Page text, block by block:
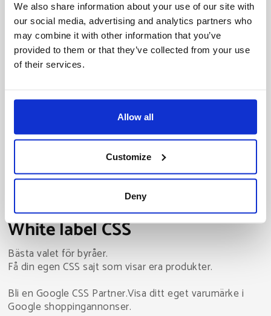
We also share information about your use of our site with
our social media, advertising and analytics partners who
may combine it with other information that you’ve
provided to them or that they’ve collected from your use
of their services.
Allow all
Customize
Deny
Starta 30 dagars provperiod
för shoppingannonsering
Byggt av experter för en smidig och mer lönsam
shoppingupplevelse
White label CSS
Bästa valet för byråer.
Få din egen CSS sajt som visar era produkter.
Bli en Google CSS Partner.Visa ditt eget varumärke i
Google shoppingannonser.